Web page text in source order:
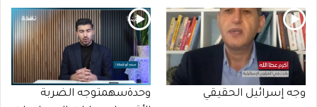
وجه إسرائيل الحقيقي
وحدةسهمتوجه الضربة